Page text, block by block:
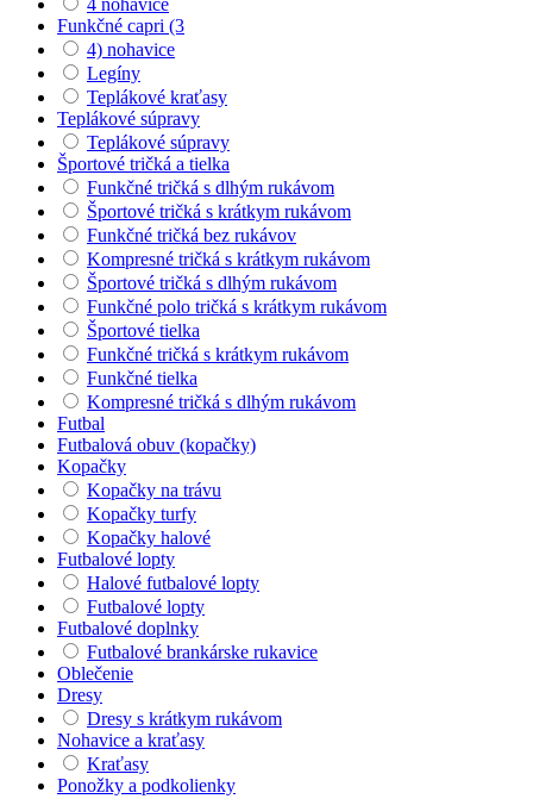
4 nohavice
Funkčné capri (3
4) nohavice
Legíny
Teplákové kraťasy
Teplákové súpravy
Teplákové súpravy
Športové tričká a tielka
Funkčné tričká s dlhým rukávom
Športové tričká s krátkym rukávom
Funkčné tričká bez rukávov
Kompresné tričká s krátkym rukávom
Športové tričká s dlhým rukávom
Funkčné polo tričká s krátkym rukávom
Športové tielka
Funkčné tričká s krátkym rukávom
Funkčné tielka
Kompresné tričká s dlhým rukávom
Futbal
Futbalová obuv (kopačky)
Kopačky
Kopačky na trávu
Kopačky turfy
Kopačky halové
Futbalové lopty
Halové futbalové lopty
Futbalové lopty
Futbalové doplnky
Futbalové brankárske rukavice
Oblečenie
Dresy
Dresy s krátkym rukávom
Nohavice a kraťasy
Kraťasy
Ponožky a podkolienky